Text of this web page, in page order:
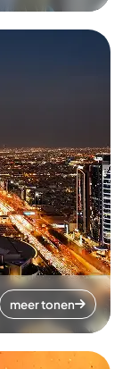
meer tonen